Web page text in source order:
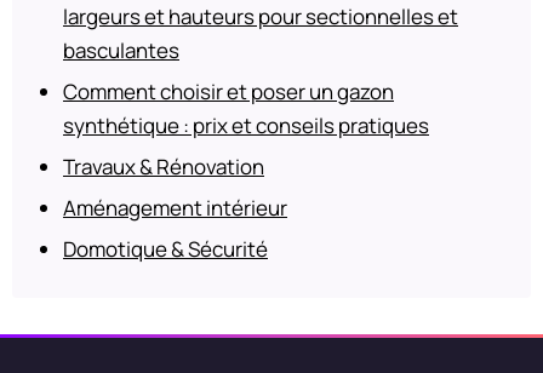
largeurs et hauteurs pour sectionnelles et
basculantes
Comment choisir et poser un gazon
synthétique : prix et conseils pratiques
Travaux & Rénovation
Aménagement intérieur
Domotique & Sécurité